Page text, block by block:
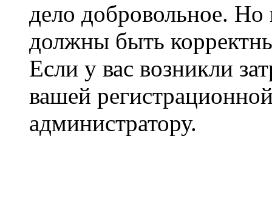
дело добровольное.
должны быть
Если у вас возникли
вашей
администратору.